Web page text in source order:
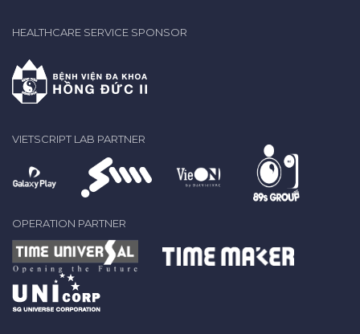
HEALTHCARE SERVICE SPONSOR
VIETSCRIPT LAB PARTNER
OPERATION PARTNER